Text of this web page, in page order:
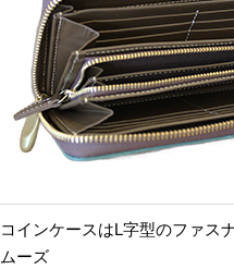
コインケースはL字型のファス
ムーズ